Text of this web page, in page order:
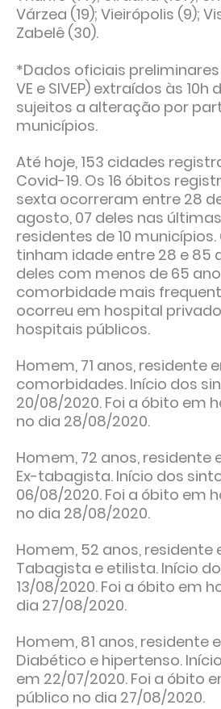
Várzea (19); Vieirópolis (9);
Zabelê (30).
*Dados oficiais preliminares
VE e SIVEP) extraídos às 10h
sujeitos a alteração por
municípios.
Até hoje, 153 cidades
Covid-19. Os 16 óbitos
sexta ocorreram entre 28
agosto, 07 deles nas
residentes de 10
tinham idade entre 28 e 85
deles com menos de 65
comorbidade mais
ocorreu em hospital
hospitais públicos.
Homem, 71 anos, residente
comorbidades. Início dos
20/08/2020. Foi a óbito em
no dia 28/08/2020.
Homem, 72 anos, residente
Ex-tabagista. Início dos
06/08/2020. Foi a óbito em
no dia 28/08/2020.
Homem, 52 anos, residente
Tabagista e etilista. Início
13/08/2020. Foi a óbito em
dia 27/08/2020.
Homem, 81 anos, residente
Diabético e hipertenso.
em 22/07/2020. Foi a óbito
público no dia 27/08/2020.